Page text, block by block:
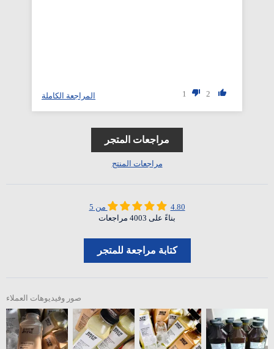
2
1 المراجعة الكاملة
مراجعات المتجر
مراجعات المنتج
4.80 من 5
بناءً على 4003 مراجعات
كتابة مراجعة للمتجر
صور وفيديوهات العملاء